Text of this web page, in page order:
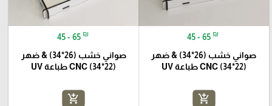
45 - 65 ₪
صواني خشب (26*34) & ضهر
(22*34) CNC طباعة UV
add_shopping_cart
45 - 65 ₪
صواني خشب (26*34) & ضهر
(22*34) CNC طباعة UV
add_shopping_cart